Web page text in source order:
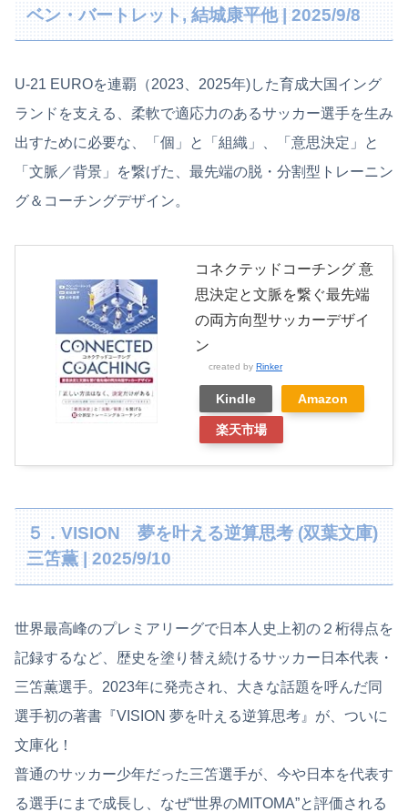
ベン・バートレット, 結城康平他 | 2025/9/8
U-21 EUROを連覇（2023、2025年)した育成大国イング
ランドを支える、柔軟で適応力のあるサッカー選手を生み
出すために必要な、「個」と「組織」、「意思決定」と
「文脈／背景」を繋げた、最先端の脱・分割型トレーニン
グ＆コーチングデザイン。
コネクテッドコーチング 意
思決定と文脈を繋ぐ最先端
の両方向型サッカーデザイ
ン
created by Rinker
Kindle Amazon
楽天市場
５．VISION 夢を叶える逆算思考 (双葉文庫)
三笘薫 | 2025/9/10
世界最高峰のプレミアリーグで日本人史上初の２桁得点を
記録するなど、歴史を塗り替え続けるサッカー日本代表・
三笘薫選手。2023年に発売され、大きな話題を呼んだ同
選手初の著書『VISION 夢を叶える逆算思考』が、ついに
文庫化！
普通のサッカー少年だった三笘選手が、今や日本を代表す
る選手にまで成長し、なぜ“世界のMITOMA”と評価される